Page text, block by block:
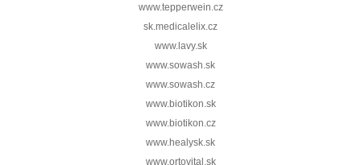
www.tepperwein.cz
sk.medicalelix.cz
www.lavy.sk
www.sowash.sk
www.sowash.cz
www.biotikon.sk
www.biotikon.cz
www.healysk.sk
www.ortovital.sk